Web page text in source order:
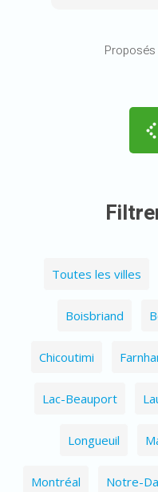
Toutes les villes
Boisbriand
Chicoutimi
Lac-Beauport
Longueuil
Montréal Notre-